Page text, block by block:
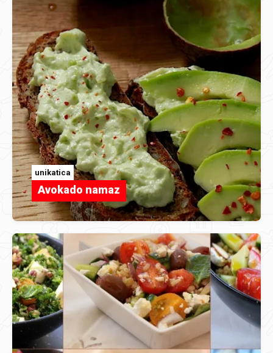
unikatica
Avokado namaz